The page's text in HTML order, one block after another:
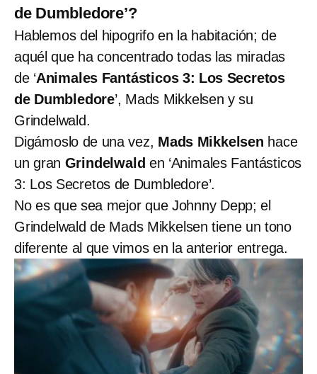
de Dumbledore’?
Hablemos del hipogrifo en la habitación; de
aquél que ha concentrado todas las miradas
de ‘Animales Fantásticos 3: Los Secretos
de Dumbledore’, Mads Mikkelsen y su
Grindelwald.
Digámoslo de una vez, Mads Mikkelsen hace
un gran Grindelwald en ‘Animales Fantásticos
3: Los Secretos de Dumbledore’.
No es que sea mejor que Johnny Depp; el
Grindelwald de Mads Mikkelsen tiene un tono
diferente al que vimos en la anterior entrega.